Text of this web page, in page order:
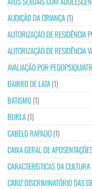
AUDIÇÃO DA CRIANÇA(1)
AUTORIZAÇÃO DE RESIDÊNCIA
AUTORIZAÇÃO DE RESIDÊNCIA
AVALIAÇÃO POR
BAIRRO DE LATA(1)
BATISMO (1)
BURLA(1)
CABELO RAPADO (1)
CAIXA GERAL DE
CARACTERÍSTICAS DA CULTURA
CARIZ DISCRIMINATÓRIO DAS